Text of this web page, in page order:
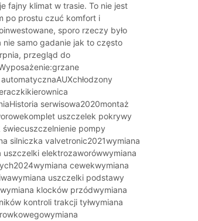
fajny klimat w trasie. To nie jest
po prostu czuć komfort i
sporo rzeczy było
samo gadanie jak to często
przegląd do
serwisowa2020montaż
uszczelek pokrywy
pompy
silniczka valvetronic2021wymiana
elektrozaworówwymiana
cewekwymiana
uszczelki podstawy
klocków przódwymiana
kontroli trakcji tyłwymiana